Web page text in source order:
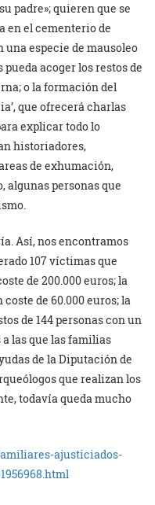
padre»; quieren que se
en el cementerio de
especie de mausoleo
acoger los restos de
o la formación del
que ofrecerá charlas
explicar todo lo
historiadores,
de exhumación,
algunas personas que
Así, nos encontramos
107 víctimas que
de 200.000 euros; la
de 60.000 euros; la
de 144 personas con un
a las que las familias
de la Diputación de
que realizan los
todavía queda mucho
ajusticiados-